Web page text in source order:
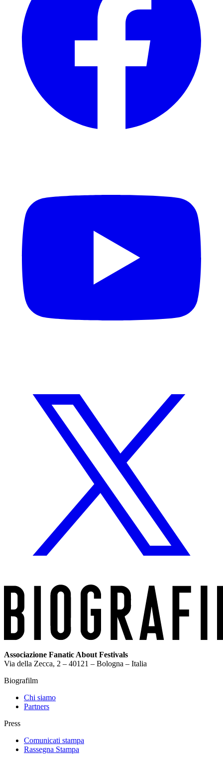
Associazione Fanatic About Festivals
Via della Zecca, 2 – 40121 – Bologna – Italia
Biografilm
Chi siamo
Partners
Press
Comunicati stampa
Rassegna Stampa